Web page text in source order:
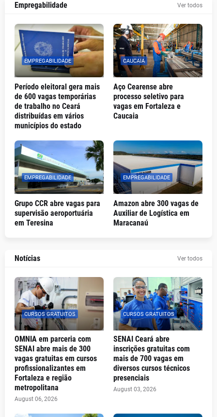
Empregabilidade Ver todos
EMPREGABILIDADE
Período eleitoral gera mais
de 600 vagas temporárias
de trabalho no Ceará
distribuídas em vários
municípios do estado
CAUCAIA
Aço Cearense abre
processo seletivo para
vagas em Fortaleza e
Caucaia
EMPREGABILIDADE
Grupo CCR abre vagas para
supervisão aeroportuária
em Teresina
EMPREGABILIDADE
Amazon abre 300 vagas de
Auxiliar de Logística em
Maracanaú
Notícias Ver todos
CURSOS GRATUITOS
OMNIA em parceria com
SENAI abre mais de 300
vagas gratuitas em cursos
profissionalizantes em
Fortaleza e região
metropolitana
August 06, 2026
CURSOS GRATUITOS
SENAI Ceará abre
inscrições gratuitas com
mais de 700 vagas em
diversos cursos técnicos
presenciais
August 03, 2026